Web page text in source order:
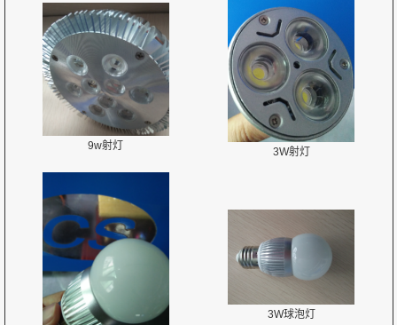
9w射灯 3W射灯
3W球泡灯